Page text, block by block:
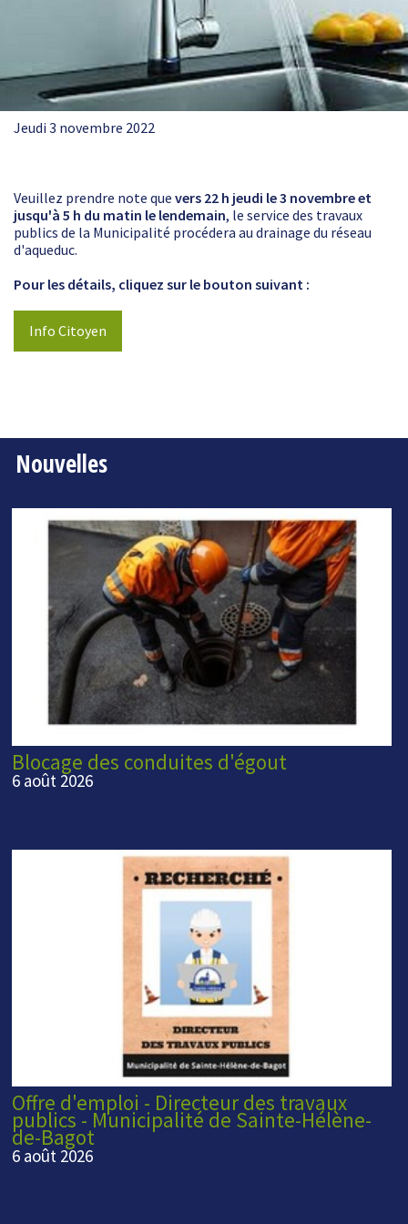
Jeudi 3 novembre 2022
Veuillez prendre note que vers 22 h jeudi le 3 novembre et
jusqu'à 5 h du matin le lendemain, le service des travaux
publics de la Municipalité procédera au drainage du réseau
d'aqueduc.
Pour les détails, cliquez sur le bouton suivant :
Info Citoyen
Nouvelles
Blocage des conduites d'égout
6 août 2026
Offre d'emploi - Directeur des travaux
publics - Municipalité de Sainte-Hélène-
de-Bagot
6 août 2026